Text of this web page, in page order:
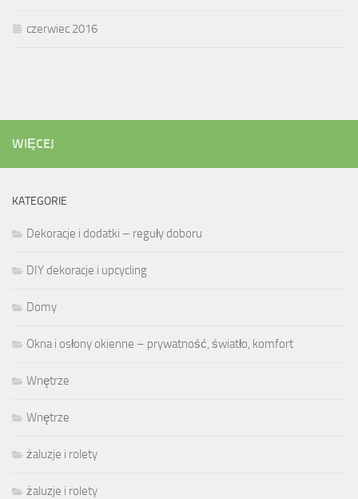
czerwiec 2016
WIĘCEJ
KATEGORIE
Dekoracje i dodatki – reguły doboru
DIY dekoracje i upcycling
Domy
Okna i osłony okienne – prywatność, światło, komfort
Wnętrze
Wnętrze
żaluzje i rolety
żaluzje i rolety